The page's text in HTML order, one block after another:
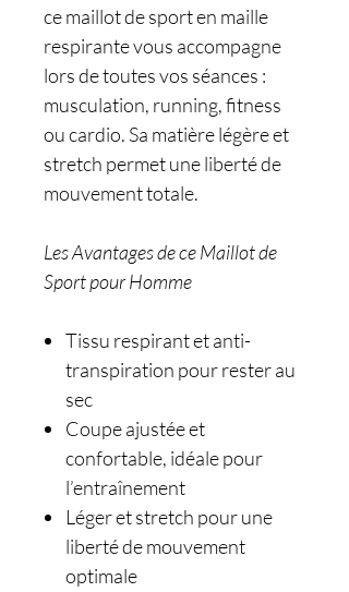
ce maillot de sport en maille
respirante vous accompagne
lors de toutes vos séances :
musculation, running, fitness
ou cardio. Sa matière légère et
stretch permet une liberté de
mouvement totale.
Les Avantages de ce Maillot de
Sport pour Homme
Tissu respirant et anti-
transpiration pour rester au
sec
Coupe ajustée et
confortable, idéale pour
l’entraînement
Léger et stretch pour une
liberté de mouvement
optimale